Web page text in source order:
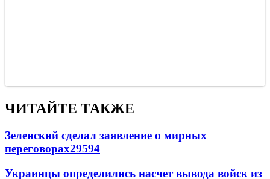
ЧИТАЙТЕ ТАКЖЕ
Зеленский сделал заявление о мирных
переговорах29594
Украинцы определились насчет вывода войск из